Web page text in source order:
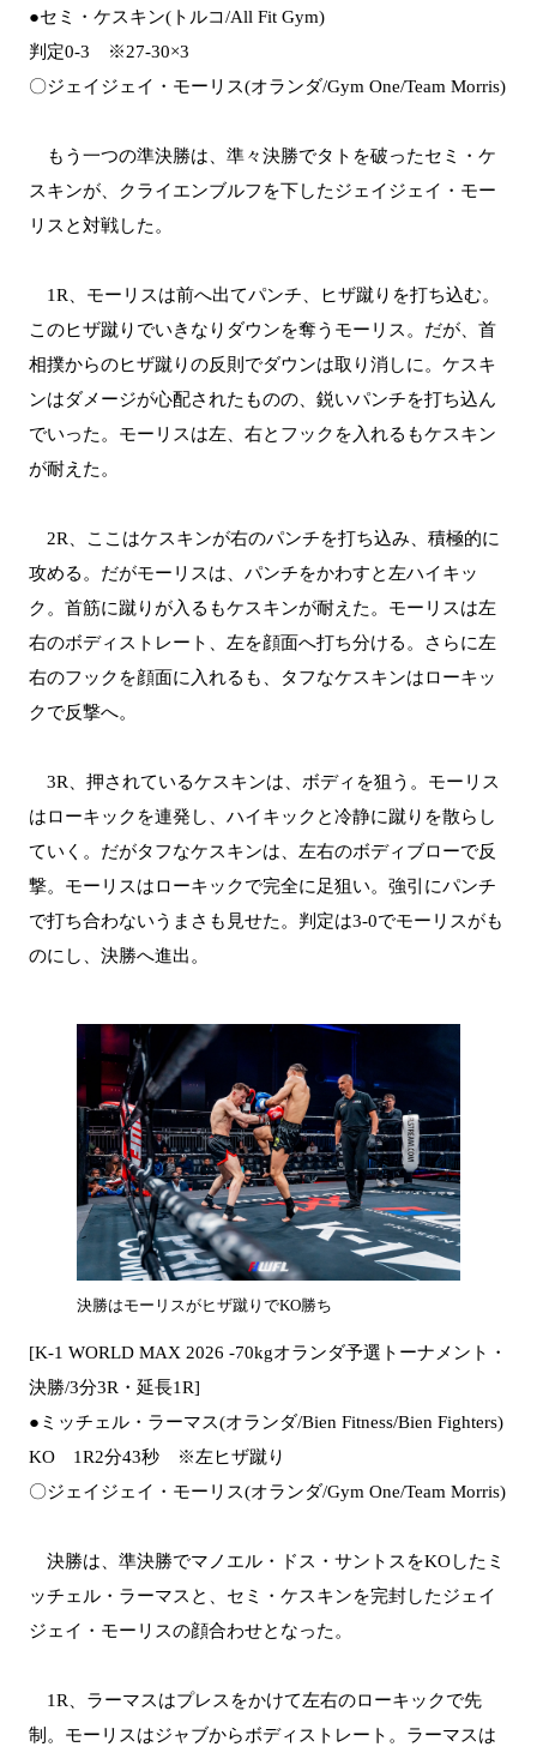
●セミ・ケスキン(トルコ/All Fit Gym)
判定0-3 ※27-30×3
〇ジェイジェイ・モーリス(オランダ/Gym One/Team Morris)
もう一つの準決勝は、準々決勝でタトを破ったセミ・ケ
スキンが、クライエンブルフを下したジェイジェイ・モー
リスと対戦した。
1R、モーリスは前へ出てパンチ、ヒザ蹴りを打ち込む。
このヒザ蹴りでいきなりダウンを奪うモーリス。だが、首
相撲からのヒザ蹴りの反則でダウンは取り消しに。ケスキ
ンはダメージが心配されたものの、鋭いパンチを打ち込ん
でいった。モーリスは左、右とフックを入れるもケスキン
が耐えた。
2R、ここはケスキンが右のパンチを打ち込み、積極的に
攻める。だがモーリスは、パンチをかわすと左ハイキッ
ク。首筋に蹴りが入るもケスキンが耐えた。モーリスは左
右のボディストレート、左を顔面へ打ち分ける。さらに左
右のフックを顔面に入れるも、タフなケスキンはローキッ
クで反撃へ。
3R、押されているケスキンは、ボディを狙う。モーリス
はローキックを連発し、ハイキックと冷静に蹴りを散らし
ていく。だがタフなケスキンは、左右のボディブローで反
撃。モーリスはローキックで完全に足狙い。強引にパンチ
で打ち合わないうまさも見せた。判定は3-0でモーリスがも
のにし、決勝へ進出。
決勝はモーリスがヒザ蹴りでKO勝ち
[K-1 WORLD MAX 2026 -70kgオランダ予選トーナメント・
決勝/3分3R・延長1R]
●ミッチェル・ラーマス(オランダ/Bien Fitness/Bien Fighters)
KO 1R2分43秒 ※左ヒザ蹴り
〇ジェイジェイ・モーリス(オランダ/Gym One/Team Morris)
決勝は、準決勝でマノエル・ドス・サントスをKOしたミ
ッチェル・ラーマスと、セミ・ケスキンを完封したジェイ
ジェイ・モーリスの顔合わせとなった。
1R、ラーマスはプレスをかけて左右のローキックで先
制。モーリスはジャブからボディストレート。ラーマスは